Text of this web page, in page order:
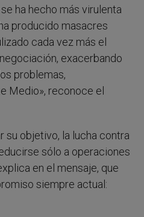
ha hecho más virulenta
producido masacres
cada vez más el
exacerbando
problemas,
Medio», reconoce el
su objetivo, la lucha contra
sólo a operaciones
en el mensaje, que
siempre actual: